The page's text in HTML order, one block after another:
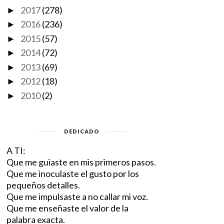
► 2017 (278)
► 2016 (236)
► 2015 (57)
► 2014 (72)
► 2013 (69)
► 2012 (18)
► 2010 (2)
DEDICADO
A TI:
Que me guiaste en mis primeros pasos.
Que me inoculaste el gusto por los
pequeños detalles.
Que me impulsaste a no callar mi voz.
Que me enseñaste el valor de la
palabra exacta.